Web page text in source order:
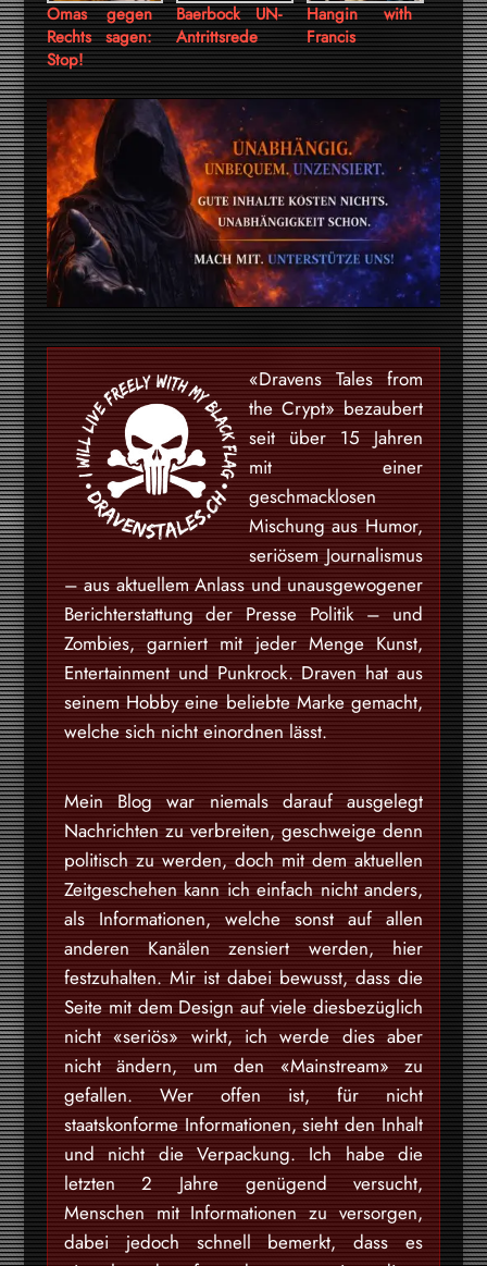
Omas gegen
Rechts sagen:
Stop!
Baerbock UN-
Antrittsrede
Hangin with
Francis
«Dravens Tales from
the Crypt» bezaubert
seit über 15 Jahren
mit einer
geschmacklosen
Mischung aus Humor,
seriösem Journalismus
– aus aktuellem Anlass und unausgewogener
Berichterstattung der Presse Politik – und
Zombies, garniert mit jeder Menge Kunst,
Entertainment und Punkrock. Draven hat aus
seinem Hobby eine beliebte Marke gemacht,
welche sich nicht einordnen lässt.
Mein Blog war niemals darauf ausgelegt
Nachrichten zu verbreiten, geschweige denn
politisch zu werden, doch mit dem aktuellen
Zeitgeschehen kann ich einfach nicht anders,
als Informationen, welche sonst auf allen
anderen Kanälen zensiert werden, hier
festzuhalten. Mir ist dabei bewusst, dass die
Seite mit dem Design auf viele diesbezüglich
nicht «seriös» wirkt, ich werde dies aber
nicht ändern, um den «Mainstream» zu
gefallen. Wer offen ist, für nicht
staatskonforme Informationen, sieht den Inhalt
und nicht die Verpackung. Ich habe die
letzten 2 Jahre genügend versucht,
Menschen mit Informationen zu versorgen,
dabei jedoch schnell bemerkt, dass es